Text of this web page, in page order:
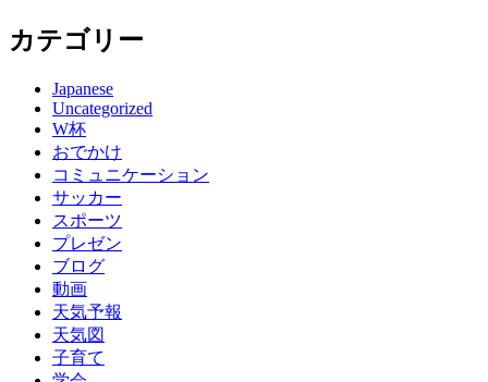
カテゴリー
Japanese
Uncategorized
W杯
おでかけ
コミュニケーション
サッカー
スポーツ
プレゼン
ブログ
動画
天気予報
天気図
子育て